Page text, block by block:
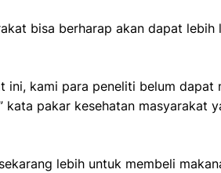
bisa berharap akan dapat lebih
kami para peneliti belum dapat
pakar kesehatan masyarakat
lebih untuk membeli